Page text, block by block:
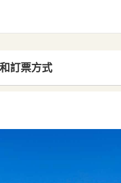
訂票方式